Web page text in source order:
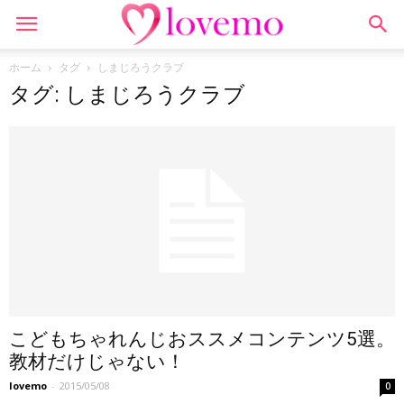
ホーム タグ しまじろうクラブ
タグ: しまじろうクラブ
こどもちゃれんじおススメコンテンツ5選。
教材だけじゃない！
lovemo - 2015/05/08 0